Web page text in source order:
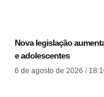
Nova legislação
e adolescentes
6 de agosto de 2026